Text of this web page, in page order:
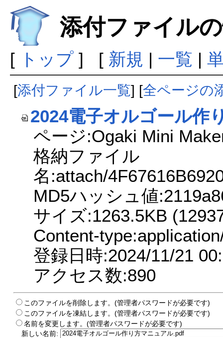
添付ファイル
[ トップ] [ 新規 | 一覧 |
[添付ファイル一覧] [全ページの
2024電子オルゴール作
ページ:Ogaki Mini
格納ファイル
名:attach/
MD5ハッシュ値
サイズ:1263.5KB
Content-
登録日時:2024/11/21
アクセス数:890
このファイルを削除します。(管理者パスワードが必要です)
このファイルを凍結します。(管理者パスワードが必要です)
名前を変更します。(管理者パスワードが必要です)
新しい名前: